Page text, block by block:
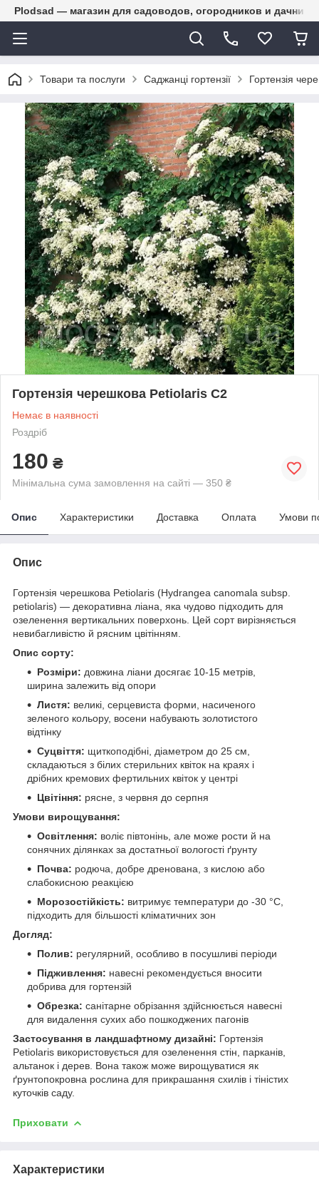
Plodsad — магазин для садоводов, огородников и
Товари та послуги Саджанці гортензії Гортензія
Гортензія черешкова Petiolaris С2
Немає в наявності
Роздріб
180 ₴
Мінімальна сума замовлення на сайті — 350 ₴
Опис Характеристики Доставка Оплата Умови
Опис
Гортензія черешкова Petiolaris (Hydrangea canomala subsp.
petiolaris) — декоративна ліана, яка чудово підходить для
озеленення вертикальних поверхонь. Цей сорт вирізняється
невибагливістю й рясним цвітінням.
Опис сорту:
Розміри: довжина ліани досягає 10-15 метрів,
ширина залежить від опори
Листя: великі, серцевиста форми, насиченого
зеленого кольору, восени набувають золотистого
відтінку
Суцвіття: щиткоподібні, діаметром до 25 см,
складаються з білих стерильних квіток на краях і
дрібних кремових фертильних квіток у центрі
Цвітіння: рясне, з червня до серпня
Умови вирощування:
Освітлення: воліє півтонінь, але може рости й на
сонячних ділянках за достатньої вологості ґрунту
Почва: родюча, добре дренована, з кислою або
слабокисною реакцією
Морозостійкість: витримує температури до -30 °C,
підходить для більшості кліматичних зон
Догляд:
Полив: регулярний, особливо в посушливі періоди
Підживлення: навесні рекомендується вносити
добрива для гортензій
Обрезка: санітарне обрізання здійснюється навесні
для видалення сухих або пошкоджених пагонів
Застосування в ландшафтному дизайні: Гортензія
Petiolaris використовується для озеленення стін, парканів,
альтанок і дерев. Вона також може вирощуватися як
ґрунтопокровна рослина для прикрашання схилів і тіністих
куточків саду.
Приховати
Характеристики